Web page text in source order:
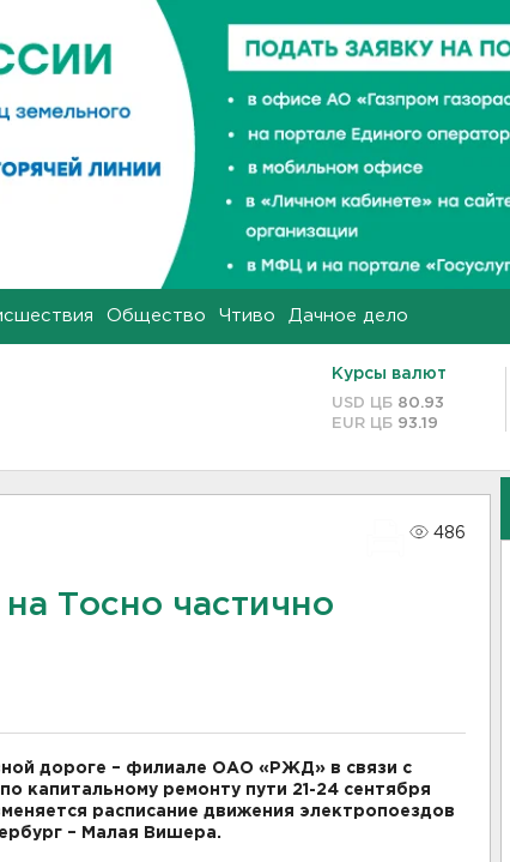
Общество Чтиво Дачное дело
Курсы валют
USD ЦБ 80.93
EUR ЦБ 93.19
486
Тосно частично
дороге – филиале ОАО «РЖД» в связи с
капитальному ремонту пути 21-24 сентября
расписание движения электропоездов
– Малая Вишера.